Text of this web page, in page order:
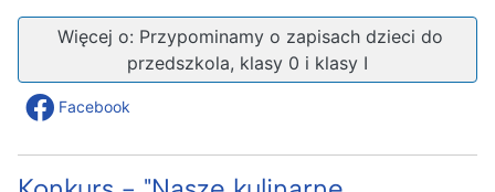
Więcej o: Przypominamy o zapisach dzieci do
przedszkola, klasy 0 i klasy I
Facebook